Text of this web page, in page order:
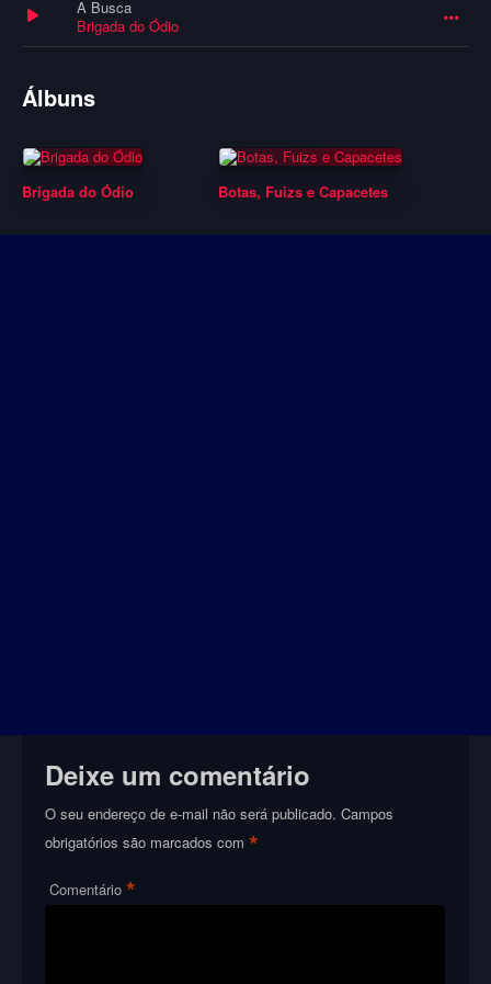
A Busca
Brigada do Ódio
Álbuns
Brigada do Ódio Botas, Fuizs e Capacetes
Deixe um comentário
O seu endereço de e-mail não será publicado. Campos
obrigatórios são marcados com*
Comentário *